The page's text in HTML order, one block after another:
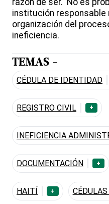
razón de ser. No es
institución responsable
organización del
ineficiencia.
TEMAS -
CÉDULA DE IDENTIDAD
REGISTRO CIVIL +
INEFICIENCIA
DOCUMENTACIÓN +
HAITÍ +